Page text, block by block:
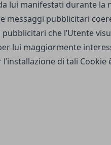
lui manifestati durante la
messaggi pubblicitari
che l’Utente
lui maggiormente
di tali Cookie